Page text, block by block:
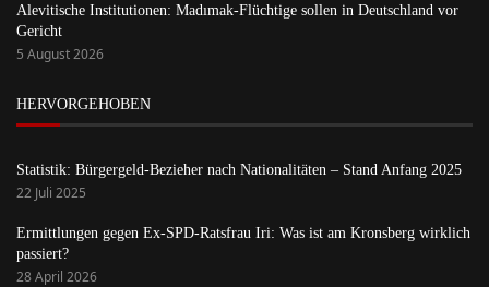
Alevitische Institutionen: Madımak-Flüchtige sollen in Deutschland vor
Gericht
5 August 2026
HERVORGEHOBEN
Statistik: Bürgergeld-Bezieher nach Nationalitäten – Stand Anfang 2025
22 Juli 2025
Ermittlungen gegen Ex-SPD-Ratsfrau Iri: Was ist am Kronsberg wirklich
passiert?
28 April 2026